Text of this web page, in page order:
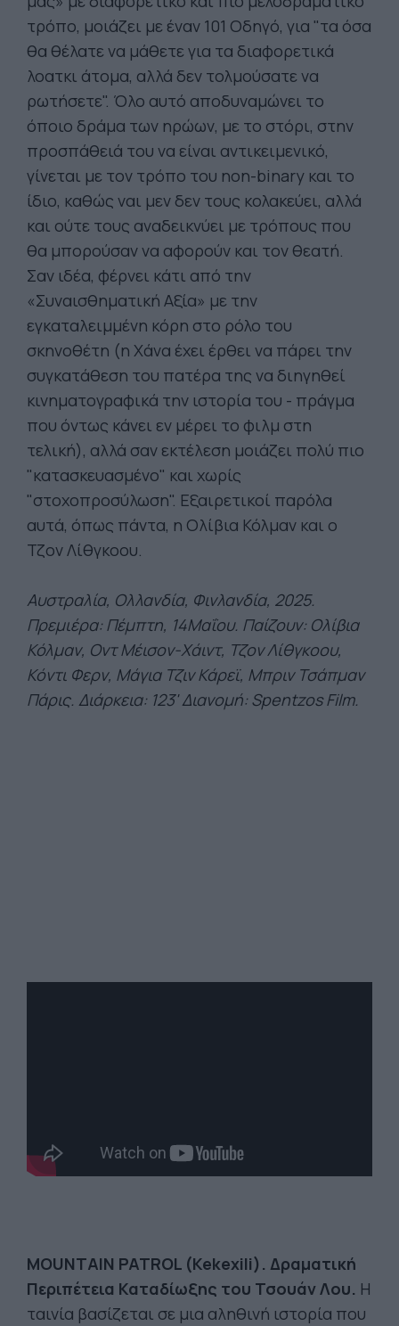
τρόπο, μοιάζει με έναν 101 Οδηγό, για "τα όσα
θα θέλατε να μάθετε για τα διαφορετικά
λοατκι άτομα, αλλά δεν τολμούσατε να
ρωτήσετε". Όλο αυτό αποδυναμώνει το
όποιο δράμα των ηρώων, με το στόρι, στην
προσπάθειά του να είναι αντικειμενικό,
γίνεται με τον τρόπο του non-binary και το
ίδιο, καθώς ναι μεν δεν τους κολακεύει, αλλά
και ούτε τους αναδεικνύει με τρόπους που
θα μπορούσαν να αφορούν και τον θεατή.
Σαν ιδέα, φέρνει κάτι από την
«Συναισθηματική Αξία» με την
εγκαταλειμμένη κόρη στο ρόλο του
σκηνοθέτη (η Χάνα έχει έρθει να πάρει την
συγκατάθεση του πατέρα της να διηγηθεί
κινηματογραφικά την ιστορία του - πράγμα
που όντως κάνει εν μέρει το φιλμ στη
τελική), αλλά σαν εκτέλεση μοιάζει πολύ πιο
"κατασκευασμένο" και χωρίς
"στοχοπροσύλωση". Εξαιρετικοί παρόλα
αυτά, όπως πάντα, η Ολίβια Κόλμαν και ο
Τζον Λίθγκοου.
Αυστραλία, Ολλανδία, Φινλανδία, 2025.
Πρεμιέρα: Πέμπτη, 14Μαΐου. Παίζουν: Ολίβια
Κόλμαν, Οντ Μέισον-Χάιντ, Τζον Λίθγκοου,
Κόντι Φερν, Μάγια Τζιν Κάρεϊ, Μπριν Τσάπμαν
Πάρις. Διάρκεια: 123' Διανομή: Spentzos Film.
MOUNTAIN PATROL (Kekexili). Δραματική
Περιπέτεια Καταδίωξης του Τσουάν Λου. Η
ταινία βασίζεται σε μια αληθινή ιστορία που